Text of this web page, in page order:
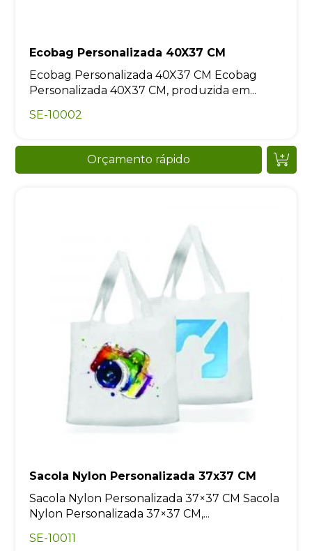
Ecobag Personalizada 40X37 CM
Ecobag Personalizada 40X37 CM Ecobag
Personalizada 40X37 CM, produzida em...
SE-10002
Orçamento rápido
Sacola Nylon Personalizada 37x37 CM
Sacola Nylon Personalizada 37×37 CM Sacola
Nylon Personalizada 37×37 CM,...
SE-10011